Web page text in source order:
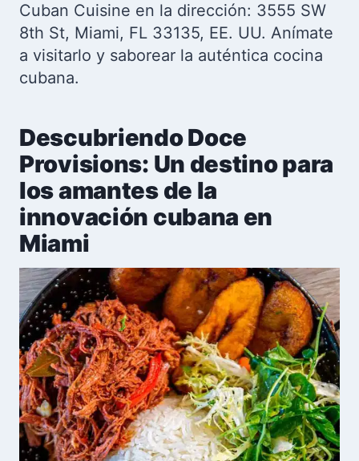
Cuban Cuisine en la dirección: 3555 SW
8th St, Miami, FL 33135, EE. UU. Anímate
a visitarlo y saborear la auténtica cocina
cubana.
Descubriendo Doce
Provisions: Un destino para
los amantes de la
innovación cubana en
Miami